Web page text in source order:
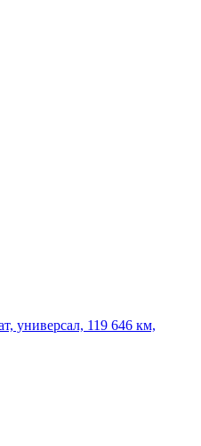
универсал, 119 646 км,